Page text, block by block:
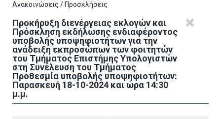
Ανακοινώσεις / Προσκλήσεις
Προκήρυξη διενέργειας εκλογών και
Πρόσκληση εκδήλωσης ενδιαφέροντος
υποβολής υποψηφιοτήτων για την
ανάδειξη εκπροσώπων των φοιτητών
του Τμήματος Επιστήμης Υπολογιστών
στη Συνέλευση του Τμήματος
Προθεσμία υποβολής υποψηφιοτήτων:
Παρασκευή 18-10-2024 και ώρα 14:30
μ.μ.